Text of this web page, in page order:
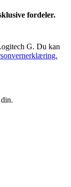
fordeler.
G. Du kan